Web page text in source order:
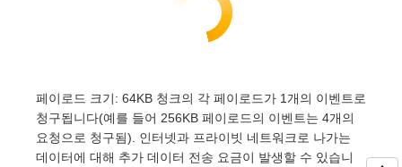
페이로드 크기: 64KB 청크의 각 페이로드가 1개의 이벤트로
청구됩니다(예를 들어 256KB 페이로드의 이벤트는 4개의
요청으로 청구됨). 인터넷과 프라이빗 네트워크로 나가는
데이터에 대해 추가 데이터 전송 요금이 발생할 수 있습니